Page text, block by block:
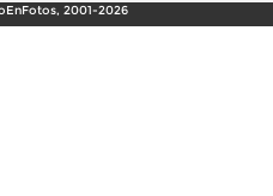
2001-2026